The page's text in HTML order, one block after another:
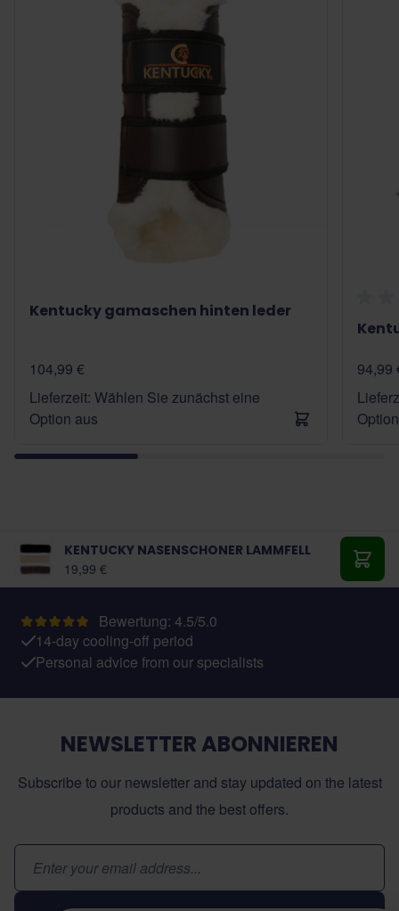
Kentucky gamaschen hinten leder
104,99 €
Lieferzeit: Wählen Sie zunächst eine
Option aus
94,99
KENTUCKY NASENSCHONER LAMMFELL
Ab:
19,99 € In
Bewertung: 4.5/5.0
14-day cooling-off period
Personal advice from our specialists
NEWSLETTER ABONNIEREN
Subscribe to our newsletter and stay updated on the latest
products and the best offers.
E-Mail-Adresse